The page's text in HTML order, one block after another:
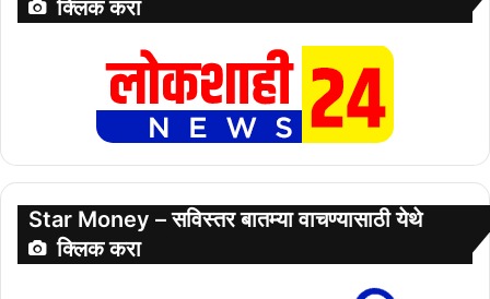
क्लिक करा
Star Money – सविस्तर बातम्या वाचण्यासाठी येथे
क्लिक करा